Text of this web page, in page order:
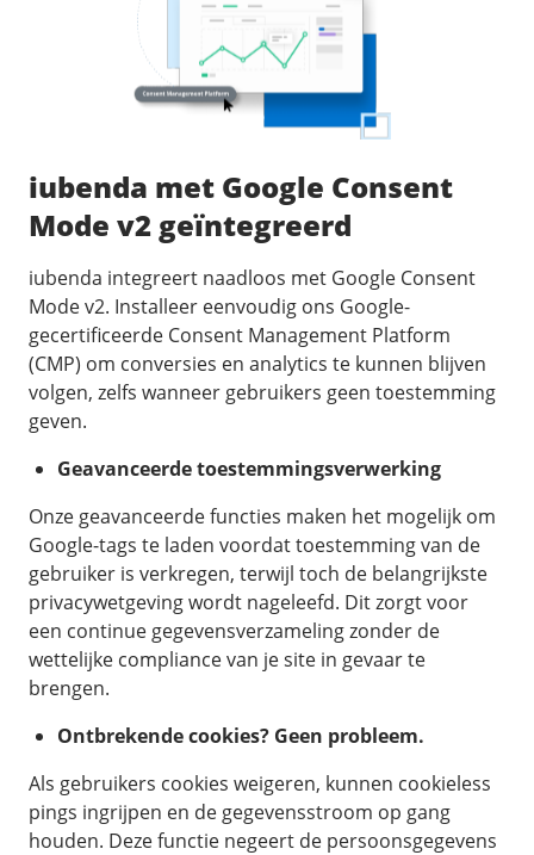
iubenda met Google Consent
Mode v2 geïntegreerd
iubenda integreert naadloos met Google Consent
Mode v2. Installeer eenvoudig ons Google-
gecertificeerde Consent Management Platform
(CMP) om conversies en analytics te kunnen blijven
volgen, zelfs wanneer gebruikers geen toestemming
geven.
Geavanceerde toestemmingsverwerking
Onze geavanceerde functies maken het mogelijk om
Google-tags te laden voordat toestemming van de
gebruiker is verkregen, terwijl toch de belangrijkste
privacywetgeving wordt nageleefd. Dit zorgt voor
een continue gegevensverzameling zonder de
wettelijke compliance van je site in gevaar te
brengen.
Ontbrekende cookies? Geen probleem.
Als gebruikers cookies weigeren, kunnen cookieless
pings ingrijpen en de gegevensstroom op gang
houden. Deze functie negeert de persoonsgegevens